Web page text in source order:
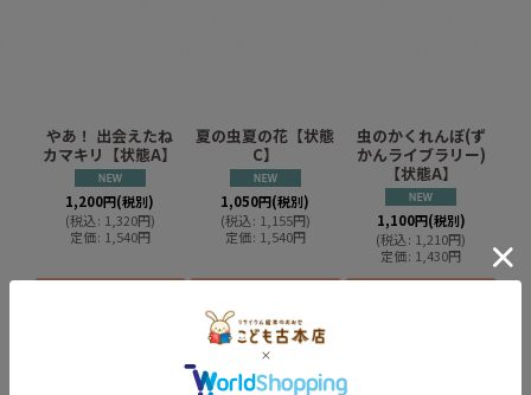
やあ！ 出会えたね
カマキリ【状態A】
1,200円(税別)
(税込: 1,320円)
定価: 1,540円
夏の虫夏の花【状態
C】
1,050円(税別)
(税込: 1,155円)
定価: 1,540円
虫のかくれんぼ(ず
かんライブラリー)
【状態A】
1,100円(税別)
(税込: 1,210円)
定価: 1,430円